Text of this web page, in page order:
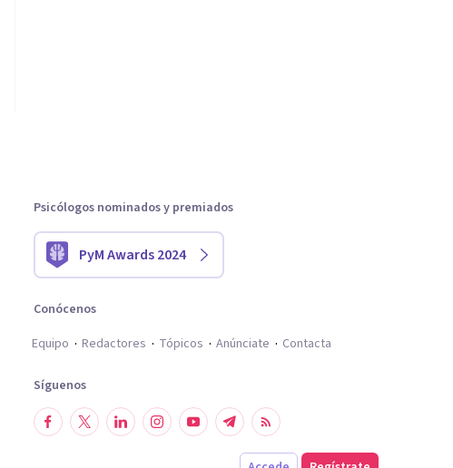
Psicólogos nominados y premiados
PyM Awards 2024
Conócenos
Equipo
Redactores Tópicos Anúnciate Contacta
Síguenos